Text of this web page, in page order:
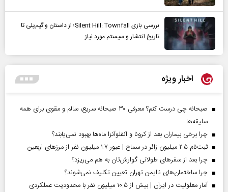
بررسی بازی Silent Hill: Townfall؛ از داستان و گیم‌پلی تا
تاریخ انتشار و سیستم مورد نیاز
اخبار ویژه
صبحانه چی درست کنم؟ معرفی ۳۰ صبحانه سریع، سالم و مقوی برای همه
سلیقه‌ها
چرا برخی بیماران بعد از کرونا و آنفلوآنزا ماه‌ها بهبود نمی‌یابند؟
ثبت‌نام ۲.۵ میلیون زائر در سماح | عبور ۱.۷ میلیون نفر از مرز‌های اربعین
چرا بعد از سفرهای طولانی گوارش‌تان به هم می‌ریزد؟
چرا ساختمان‌های ناایمن تهران تعیین تکلیف نمی‌شوند؟
آمار معلولیت در ایران | بیش از ۱۰.۵ میلیون نفر با محدودیت عملکردی